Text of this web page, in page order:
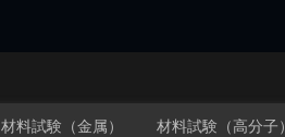
材料試験（金属） 材料試験（高分子）